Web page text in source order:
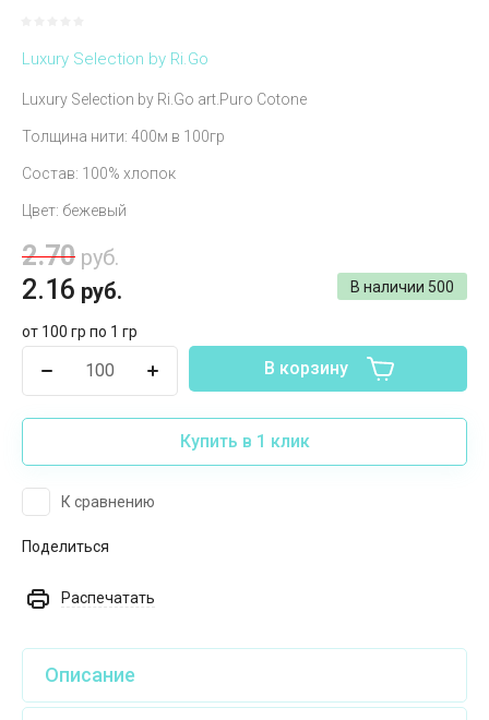
Luxury Selection by Ri.Go
Luxury Selection by Ri.Go art.Puro Cotone
Толщина нити: 400м в 100гр
Состав: 100% хлопок
Цвет: бежевый
В наличии 500
2.70 руб.
2.16 руб.
от 100 гр по 1 гр
В корзину
Купить в 1 клик
К сравнению
Поделиться
Распечатать
Описание